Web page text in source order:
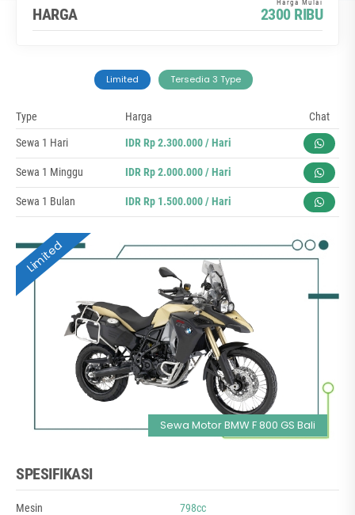
HARGA 2300 RIBU
Limited Tersedia 3 Type
Type Harga Chat
Sewa 1 Hari IDR Rp 2.300.000 / Hari
Sewa 1 Minggu IDR Rp 2.000.000 / Hari
Sewa 1 Bulan IDR Rp 1.500.000 / Hari
Sewa Motor BMW F 800 GS Bali
Limited
SPESIFIKASI
Mesin
798cc